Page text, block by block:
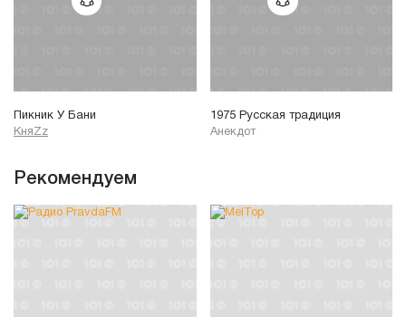
Пикник У Бани
КняZz
1975 Русская традиция
Анекдот
Рекомендуем